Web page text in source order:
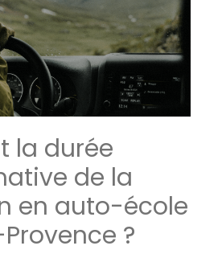
la durée
de la
en auto-école
?